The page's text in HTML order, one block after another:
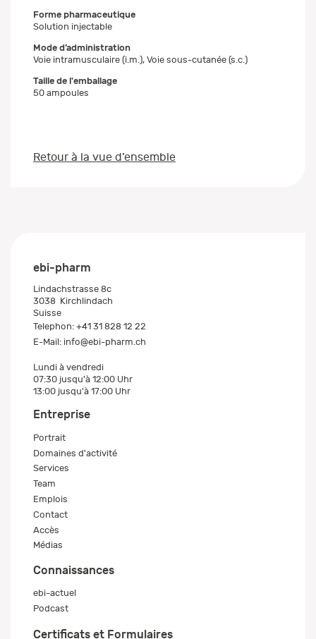
Forme pharmaceutique
Solution injectable
Mode d’administration
Voie intramusculaire (i.m.), Voie sous-cutanée (s.c.)
Taille de l'emballage
50 ampoules
Retour à la vue d’ensemble
ebi-pharm
Lindachstrasse 8c
3038 Kirchlindach
Suisse
Telephon: +41 31 828 12 22
E-Mail: info@ebi-pharm.ch
Lundi à vendredi
07:30 jusqu'à 12:00 Uhr
13:00 jusqu'à 17:00 Uhr
Entreprise
Portrait
Domaines d'activité
Services
Team
Emplois
Contact
Accès
Médias
Connaissances
ebi-actuel
Podcast
Certificats et Formulaires